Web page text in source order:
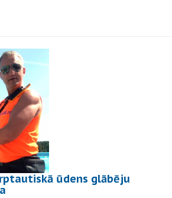
ūdens glābēju